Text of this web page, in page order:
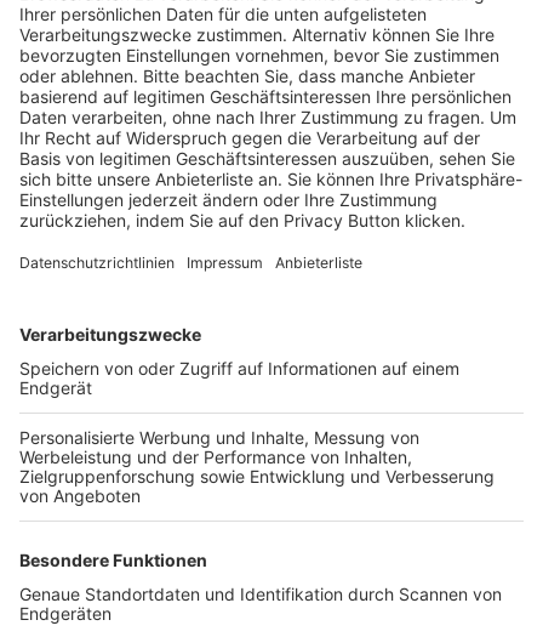
Trainerausbildung
Schulungsangebot Vereinsmitarbeiter
BFV-Geschäftsstellen
Trainerbörse
Login SpielPlus
FOLGE DEM BFV
TOP-VEREINE
TOP-PARTNER